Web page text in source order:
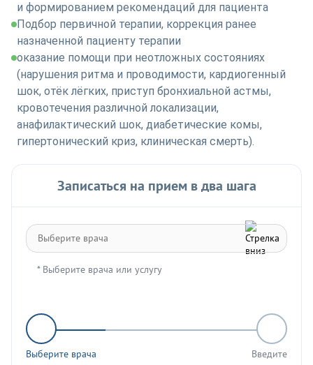
и формированием рекомендаций для пациента
Подбор первичной терапии, коррекция ранее
назначенной пациенту терапии
оказание помощи при неотложных состояниях
(нарушения ритма и проводимости, кардиогенный
шок, отёк лёгких, приступ бронхиальной астмы,
кровотечения различной локализации,
анафилактический шок, диабетические комы,
гипертонический криз, клиническая смерть).
Записаться на прием в два шага
* Выберите врача или услугу
Выберите врача
Введите